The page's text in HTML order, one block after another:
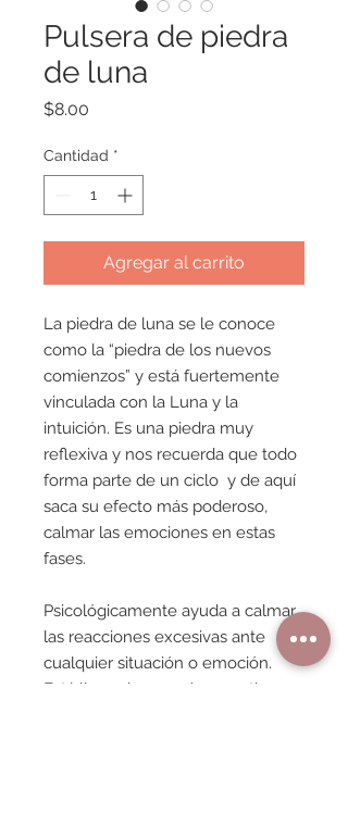
Pulsera de piedra
de luna
$8.00
Cantidad *
Agregar al carrito
La piedra de luna se le conoce
como la “piedra de los nuevos
comienzos” y está fuertemente
vinculada con la Luna y la
intuición. Es una piedra muy
reflexiva y nos recuerda que todo
forma parte de un ciclo y de aquí
saca su efecto más poderoso,
calmar las emociones en estas
fases.
Psicológicamente ayuda a calmar
las reacciones excesivas ante
cualquier situación o emoción.
Está llena de energía receptiva y